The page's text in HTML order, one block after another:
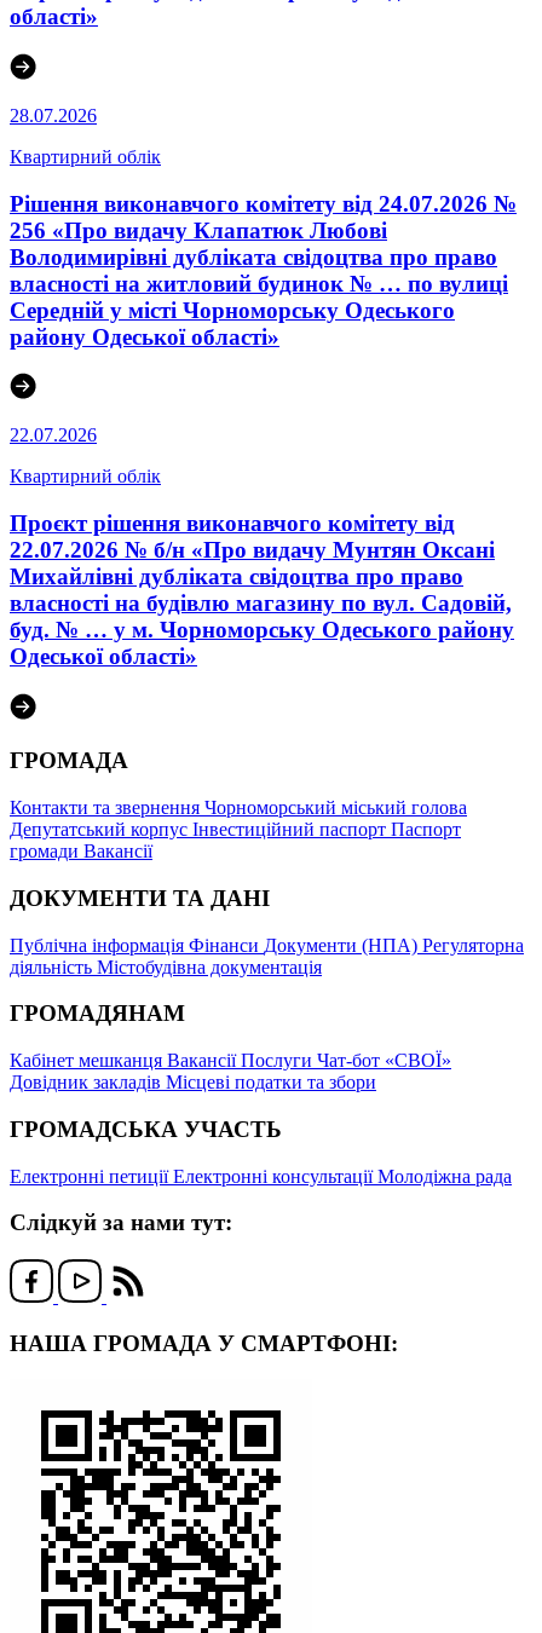
області»
28.07.2026
Квартирний облік
Рішення виконавчого комітету від 24.07.2026 №
256 «Про видачу Клапатюк Любові
Володимирівні дубліката свідоцтва про право
власності на житловий будинок № … по вулиці
Середній у місті Чорноморську Одеського
району Одеської області»
22.07.2026
Квартирний облік
Проєкт рішення виконавчого комітету від
22.07.2026 № б/н «Про видачу Мунтян Оксані
Михайлівні дубліката свідоцтва про право
власності на будівлю магазину по вул. Садовій,
буд. № … у м. Чорноморську Одеського району
Одеської області»
ГРОМАДА
Контакти та звернення Чорноморський міський голова
Депутатський корпус Інвестиційний паспорт Паспорт
громади Вакансії
ДОКУМЕНТИ ТА ДАНІ
Публічна інформація Фінанси Документи (НПА) Регуляторна
діяльність Містобудівна документація
ГРОМАДЯНАМ
Кабінет мешканця ВакансіїПослуги Чат-бот «СВОЇ»
Довідник закладів Місцеві податки та збори
ГРОМАДСЬКА УЧАСТЬ
Електронні петиціїЕлектронні консультаціїМолодіжна рада
Слідкуй за нами тут:
НАША ГРОМАДА У СМАРТФОНІ: